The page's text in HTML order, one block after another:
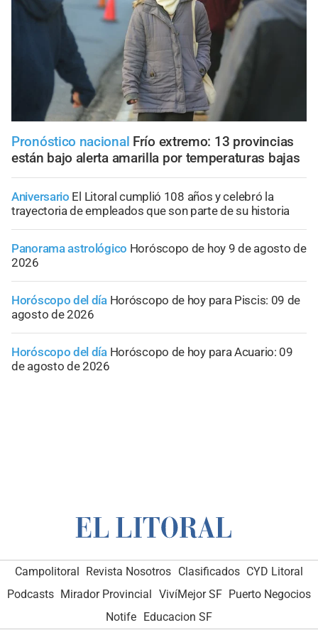
Pronóstico nacional Frío extremo: 13 provincias
están bajo alerta amarilla por temperaturas bajas
Aniversario El Litoral cumplió 108 años y celebró la
trayectoria de empleados que son parte de su historia
Panorama astrológico Horóscopo de hoy 9 de agosto de
2026
Horóscopo del día Horóscopo de hoy para Piscis: 09 de
agosto de 2026
Horóscopo del día Horóscopo de hoy para Acuario: 09
de agosto de 2026
Campolitoral Revista Nosotros Clasificados CYD Litoral
Podcasts Mirador Provincial VivíMejor SF Puerto Negocios
Notife
Educacion SF